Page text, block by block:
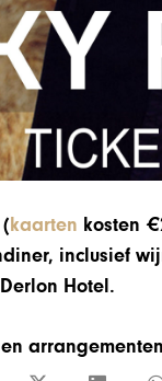
kaarten kosten
inclusief
Hotel.